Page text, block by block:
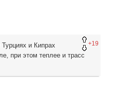
+19
и Кипрах
при этом теплее и трасс